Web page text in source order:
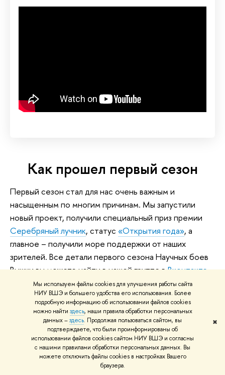
Мы используем файлы cookies для улучшения работы сайта
НИУ ВШЭ и большего удобства его использования. Более
подробную информацию об использовании файлов cookies
можно найти здесь, наши правила обработки персональных
данных –здесь. Продолжая пользоваться сайтом, вы
подтверждаете, что были проинформированы об
использовании файлов cookies сайтом НИУ ВШЭ и согласны
с нашими правилами обработки персональных данных. Вы
можете отключить файлы cookies в настройках Вашего
браузера.
✖
Как прошел первый сезон
Первый сезон стал для нас очень важным и
насыщенным по многим причинам. Мы запустили
новый проект, получили специальный приз премии
Серебряный лучник, статус «Открытия года», а
главное – получили море поддержки от наших
зрителей. Все детали первого сезона Научных боев
Вышки вы можете найти в нашей группе вВконтакте.
А мы предлагаем вам посмотреть выступления с
финала первого сезона, он получился действительно
фееричным.
Анастасия Купцова о
количестве альтернатив